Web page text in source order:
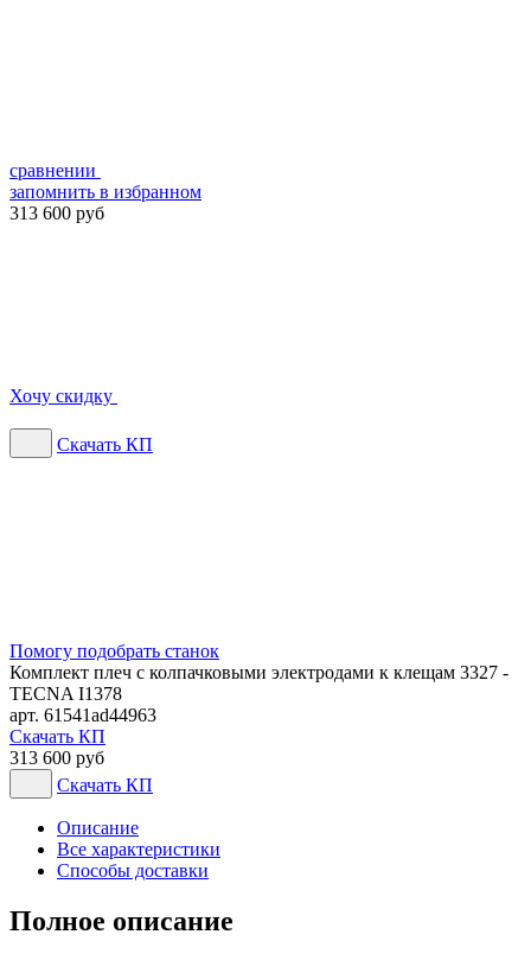
сравнении
запомнить в избранном
313 600 руб
Хочу скидку
Скачать КП
Помогу подобрать станок
Комплект плеч с колпачковыми электродами к клещам 3327 -
TECNA I1378
арт. 61541ad44963
Скачать КП
313 600 руб
Скачать КП
Описание
Все характеристики
Способы доставки
Полное описание